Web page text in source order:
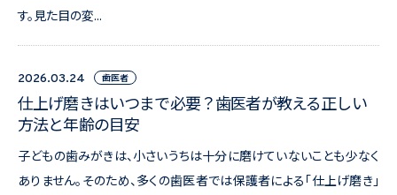
す。見た目の変...
2026.03.24 歯医者
仕上げ磨きはいつまで必要？歯医者が教える正しい
方法と年齢の目安
子どもの歯みがきは、小さいうちは十分に磨けていないことも少なく
ありません。そのため、多くの歯医者では保護者による「仕上げ磨き」